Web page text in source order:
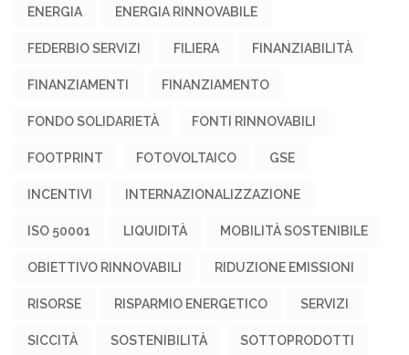
ENERGIA ENERGIA RINNOVABILE
FEDERBIO SERVIZI FILIERA FINANZIABILITÀ
FINANZIAMENTI FINANZIAMENTO
FONDO SOLIDARIETÀ FONTI RINNOVABILI
FOOTPRINT FOTOVOLTAICO GSE
INCENTIVI INTERNAZIONALIZZAZIONE
ISO 50001 LIQUIDITÀ MOBILITÀ SOSTENIBILE
OBIETTIVO RINNOVABILI RIDUZIONE EMISSIONI
RISORSE RISPARMIO ENERGETICO SERVIZI
SICCITÀ SOSTENIBILITÀ SOTTOPRODOTTI